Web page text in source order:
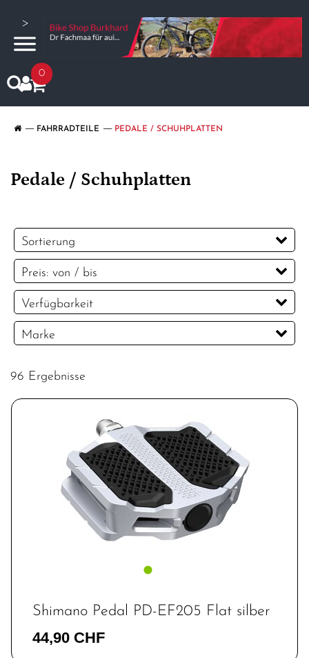
>
0
FAHRRADTEILE PEDALE / SCHUHPLATTEN
Pedale / Schuhplatten
Sortierung
Preis: von / bis
CHF
CHF
Verfügbarkeit
Marke
96 Ergebnisse
Shimano Pedal PD-EF205 Flat silber
44,90 CHF